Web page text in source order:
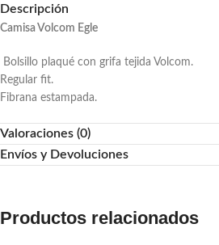
Descripción
Camisa Volcom Egle
Bolsillo plaqué con grifa tejida Volcom.
Regular fit.
Fibrana estampada.
Valoraciones (0)
Envíos y Devoluciones
Productos relacionados